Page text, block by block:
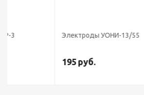
Электроды УОНИ-13/55